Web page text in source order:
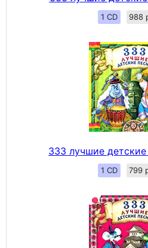
1 CD 988
333 лучшие
1 CD 799